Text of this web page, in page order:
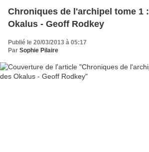
Chroniques de l'archipel tome 1
Okalus - Geoff Rodkey
Publié le 20/03/2013 à 05:17
Par Sophie Pilaire